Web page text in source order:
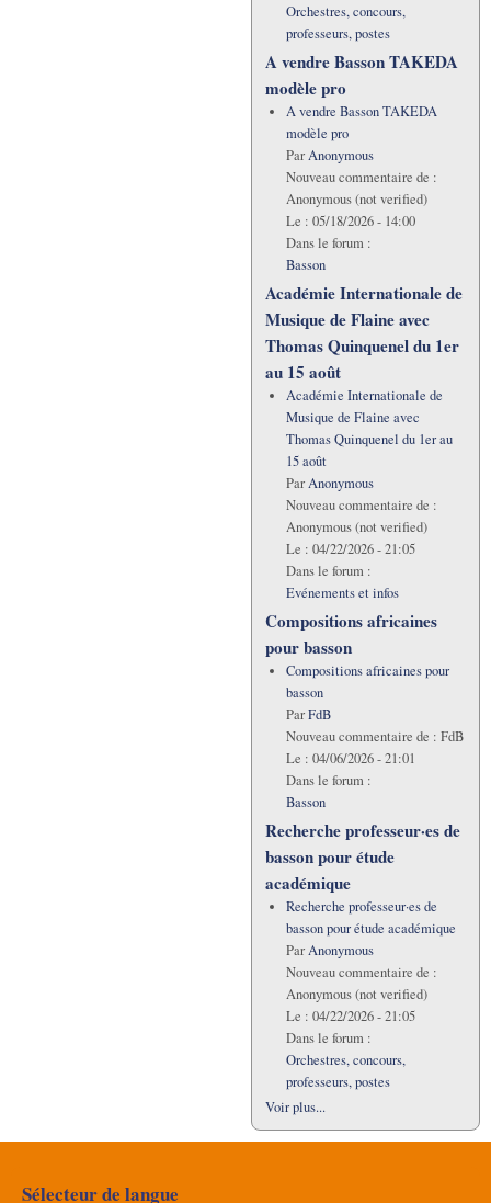
Orchestres, concours,
professeurs, postes
A vendre Basson TAKEDA
modèle pro
A vendre Basson TAKEDA
modèle pro
ParAnonymous
Nouveau commentaire de :
Anonymous (not verified)
Le : 05/18/2026 - 14:00
Dans le forum :
Basson
Académie Internationale de
Musique de Flaine avec
Thomas Quinquenel du 1er
au 15 août
Académie Internationale de
Musique de Flaine avec
Thomas Quinquenel du 1er au
15 août
ParAnonymous
Nouveau commentaire de :
Anonymous (not verified)
Le : 04/22/2026 - 21:05
Dans le forum :
Evénements et infos
Compositions africaines
pour basson
Compositions africaines pour
basson
ParFdB
Nouveau commentaire de : FdB
Le : 04/06/2026 - 21:01
Dans le forum :
Basson
Recherche professeur·es de
basson pour étude
académique
Recherche professeur·es de
basson pour étude académique
ParAnonymous
Nouveau commentaire de :
Anonymous (not verified)
Le : 04/22/2026 - 21:05
Dans le forum :
Orchestres, concours,
professeurs, postes
Voir plus...
Sélecteur de langue